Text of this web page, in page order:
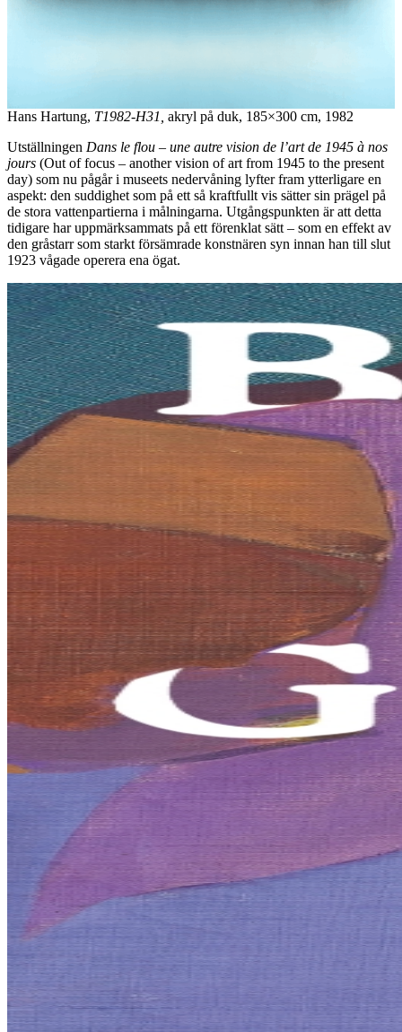
Hans Hartung, T1982-H31, akryl på duk, 185×300 cm, 1982
Utställningen Dans le flou – une autre vision de l’art de 1945 à nos
jours (Out of focus – another vision of art from 1945 to the present
day) som nu pågår i museets nedervåning lyfter fram ytterligare en
aspekt: den suddighet som på ett så kraftfullt vis sätter sin prägel på
de stora vattenpartierna i målningarna. Utgångspunkten är att detta
tidigare har uppmärksammats på ett förenklat sätt – som en effekt av
den gråstarr som starkt försämrade konstnären syn innan han till slut
1923 vågade operera ena ögat.